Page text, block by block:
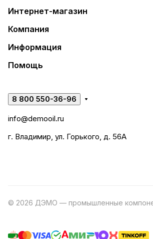
Интернет-магазин
Компания
Информация
Помощь
8 800 550-36-96
info@demooil.ru
г. Владимир, ул. Горького, д. 56А
© 2026 ДЭМО — промышленные